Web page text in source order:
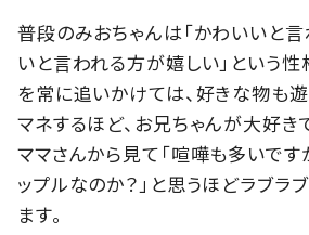
普段のみおちゃんは「かわいいと言
いと言われる方が嬉しい」という性
を常に追いかけては、好きな物も
マネするほど、お兄ちゃんが大好き
ママさんから見て「喧嘩も多いです
ップルなのか？」と思うほどラブラ
ます。